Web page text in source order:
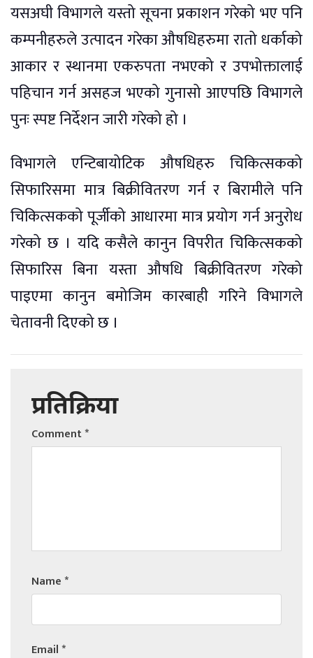
यसअघी विभागले यस्तो सूचना प्रकाशन गरेको भए पनि
कम्पनीहरुले उत्पादन गरेका औषधिहरुमा रातो धर्काको
आकार र स्थानमा एकरुपता नभएको र उपभोक्तालाई
पहिचान गर्न असहज भएको गुनासो आएपछि विभागले
पुनः स्पष्ट निर्देशन जारी गरेको हो ।
विभागले एन्टिबायोटिक औषधिहरु चिकित्सकको
सिफारिसमा मात्र बिक्रीवितरण गर्न र बिरामीले पनि
चिकित्सकको पूर्जीको आधारमा मात्र प्रयोग गर्न अनुरोध
गरेको छ । यदि कसैले कानुन विपरीत चिकित्सकको
सिफारिस बिना यस्ता औषधि बिक्रीवितरण गरेको
पाइएमा कानुन बमोजिम कारबाही गरिने विभागले
चेतावनी दिएको छ ।
प्रतिक्रिया
Comment*
Name*
Email*